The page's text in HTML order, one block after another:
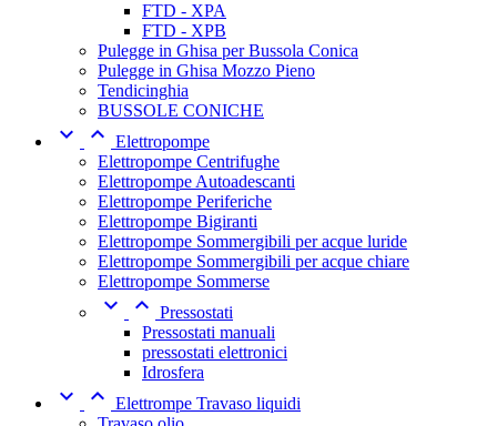
FTD - XPA
FTD - XPB
Pulegge in Ghisa per Bussola Conica
Pulegge in Ghisa Mozzo Pieno
Tendicinghia
BUSSOLE CONICHE
  Elettropompe
Elettropompe Centrifughe
Elettropompe Autoadescanti
Elettropompe Periferiche
Elettropompe Bigiranti
Elettropompe Sommergibili per acque luride
Elettropompe Sommergibili per acque chiare
Elettropompe Sommerse
  Pressostati
Pressostati manuali
pressostati elettronici
Idrosfera
  Elettrompe Travaso liquidi